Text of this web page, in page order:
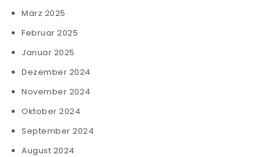
März 2025
Februar 2025
Januar 2025
Dezember 2024
November 2024
Oktober 2024
September 2024
August 2024